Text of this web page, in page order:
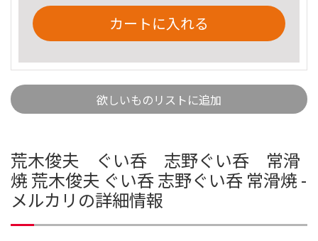
カートに入れる
欲しいものリストに追加
荒木俊夫 ぐい呑 志野ぐい呑 常滑
焼 荒木俊夫 ぐい呑 志野ぐい呑 常滑焼 -
メルカリの詳細情報